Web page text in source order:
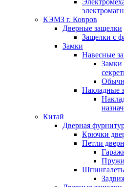
КЭМЗ г. Ковров
Дверные защелки
Защелки с
Замки
Навесные
Замки
Накладные
Китай
Дверная
Крючки
Петли